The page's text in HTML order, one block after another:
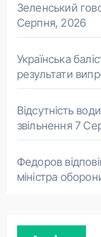
Зеленський
Серпня, 2026
Українська
результати
Відсутність
звільнення 7
Федоров
міністра